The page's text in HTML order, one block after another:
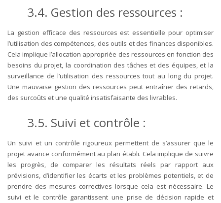
3.4. Gestion des ressources :
La gestion efficace des ressources est essentielle pour optimiser
l’utilisation des compétences, des outils et des finances disponibles.
Cela implique l’allocation appropriée des ressources en fonction des
besoins du projet, la coordination des tâches et des équipes, et la
surveillance de l’utilisation des ressources tout au long du projet.
Une mauvaise gestion des ressources peut entraîner des retards,
des surcoûts et une qualité insatisfaisante des livrables.
3.5. Suivi et contrôle :
Un suivi et un contrôle rigoureux permettent de s’assurer que le
projet avance conformément au plan établi. Cela implique de suivre
les progrès, de comparer les résultats réels par rapport aux
prévisions, d’identifier les écarts et les problèmes potentiels, et de
prendre des mesures correctives lorsque cela est nécessaire. Le
suivi et le contrôle garantissent une prise de décision rapide et